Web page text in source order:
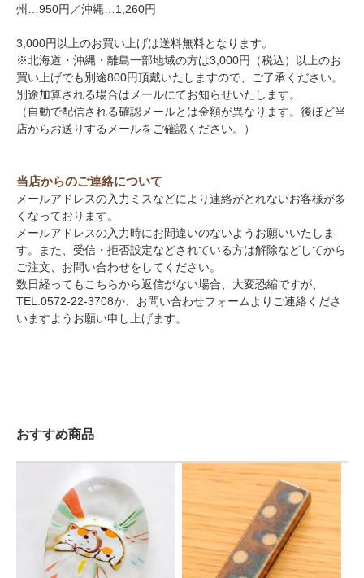
州…950円／沖縄…1,260円
3,000円以上のお買い上げは送料無料となります。
※北海道・沖縄・離島一部地域の方は3,000円（税込）以上のお
買い上げでも別途800円頂戴いたしますので、ご了承ください。
別途加算される場合はメールにてお知らせいたします。
（自動で配信される確認メールとは金額が異なります。後ほど当
店からお送りするメールをご確認ください。）
当店からのご連絡について
メールアドレスの入力ミスなどにより連絡がとれないお客様が多
くなっております。
メールアドレスの入力時にお間違いのないようお願いいたしま
す。また、受信・拒否設定などされている方は解除などしてから
ご注文、お問い合わせをしてください。
数日経ってもこちらから返信がない場合、大変恐縮ですが、
TEL:0572-22-3708か、 お問い合わせフォーム よりご連絡くださ
いますようお願い申し上げます。
おすすめ商品